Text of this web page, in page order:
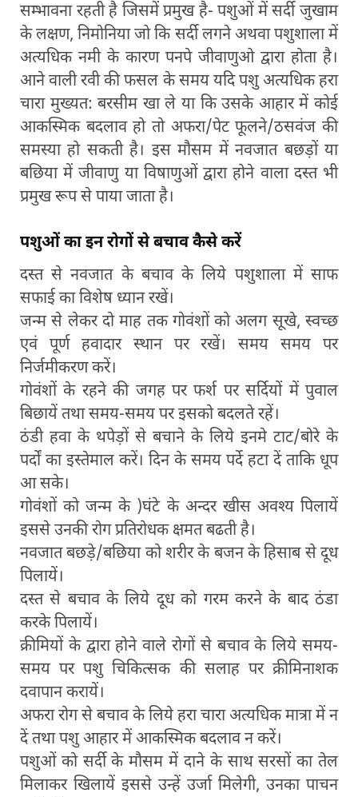
सम्भावना रहती है जिसमें प्रमुख है- पशुओं में सर्दी जुखाम
के लक्षण, निमोनिया जो कि सर्दी लगने अथवा पशुशाला में
अत्यधिक नमी के कारण पनपे जीवाणुओ द्वारा होता है।
आने वाली रवी की फसल के समय यदि पशु अत्यधिक हरा
चारा मुख्यत: बरसीम खा ले या कि उसके आहार में कोई
आकस्मिक बदलाव हो तो अफरा/पेट फूलने/ठसवंज की
समस्या हो सकती है। इस मौसम में नवजात बछड़ों या
बछिया में जीवाणु या विषाणुओं द्वारा होने वाला दस्त भी
प्रमुख रूप से पाया जाता है।
पशुओं का इन रोगों से बचाव कैसे करें
दस्त से नवजात के बचाव के लिये पशुशाला में साफ
सफाई का विशेष ध्यान रखें।
जन्म से लेकर दो माह तक गोवंशों को अलग सूखे, स्वच्छ
एवं पूर्ण हवादार स्थान पर रखें। समय समय पर
निर्जमीकरण करें।
गोवंशों के रहने की जगह पर फर्श पर सर्दियों में पुवाल
बिछायें तथा समय-समय पर इसको बदलते रहें।
ठंडी हवा के थपेड़ों से बचाने के लिये इनमे टाट/बोरे के
पर्दों का इस्तेमाल करें। दिन के समय पर्दे हटा दें ताकि धूप
आ सके।
गोवंशों को जन्म के )घंटे के अन्दर खीस अवश्य पिलायें
इससे उनकी रोग प्रतिरोधक क्षमत बढती है।
नवजात बछड़े/बछिया को शरीर के बजन के हिसाब से दूध
पिलायें।
दस्त से बचाव के लिये दूध को गरम करने के बाद ठंडा
करके पिलायें।
क्रीमियों के द्वारा होने वाले रोगों से बचाव के लिये समय-
समय पर पशु चिकित्सक की सलाह पर क्रीमिनाशक
दवापान करायें।
अफरा रोग से बचाव के लिये हरा चारा अत्यधिक मात्रा में न
दें तथा पशु आहार में आकस्मिक बदलाव न करें।
पशुओं को सर्दी के मौसम में दाने के साथ सरसों का तेल
मिलाकर खिलायें इससे उन्हें उर्जा मिलेगी, उनका पाचन